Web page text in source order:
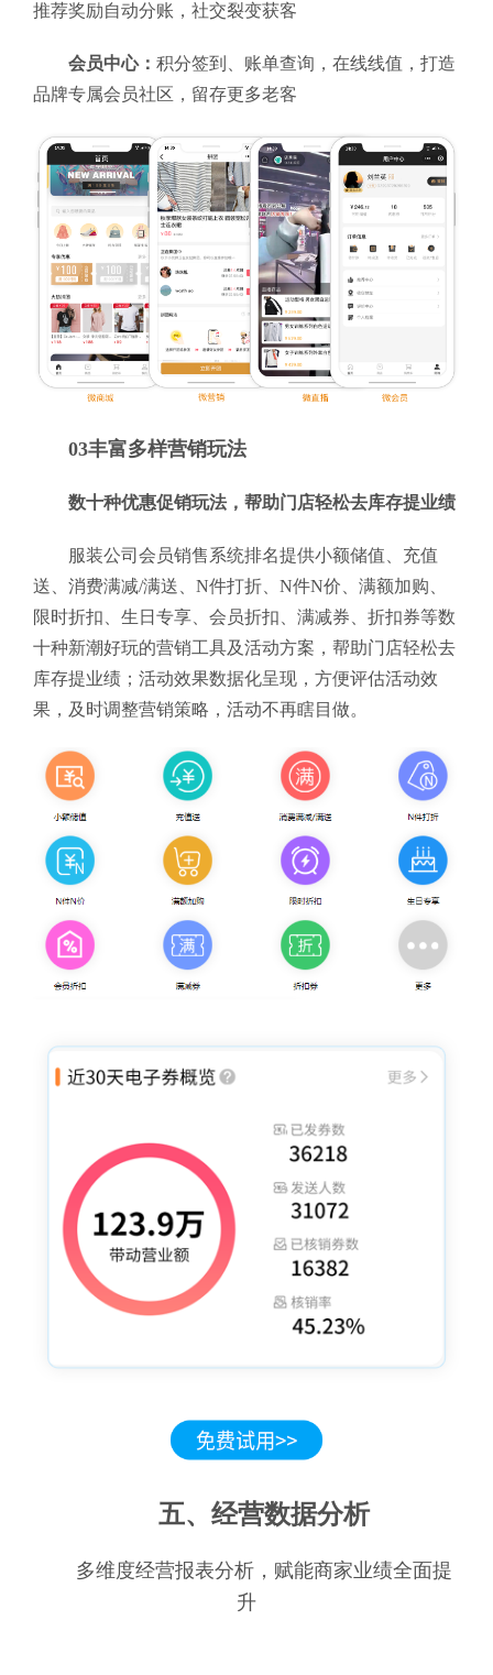
推荐奖励自动分账，社交裂变获客
会员中心： 积分签到、账单查询，在线线值，打造
品牌专属会员社区，留存更多老客
03丰富多样营销玩法
数十种优惠促销玩法，帮助门店轻松去库存提业绩
服装公司会员销售系统排名提供小额储值、充值
送、消费满减/满送、N件打折、N件N价、满额加购、
限时折扣、生日专享、会员折扣、满减券、折扣券等数
十种新潮好玩的营销工具及活动方案，帮助门店轻松去
库存提业绩；活动效果数据化呈现，方便评估活动效
果，及时调整营销策略，活动不再瞎目做。
五、经营数据分析
多维度经营报表分析，赋能商家业绩全面提
升